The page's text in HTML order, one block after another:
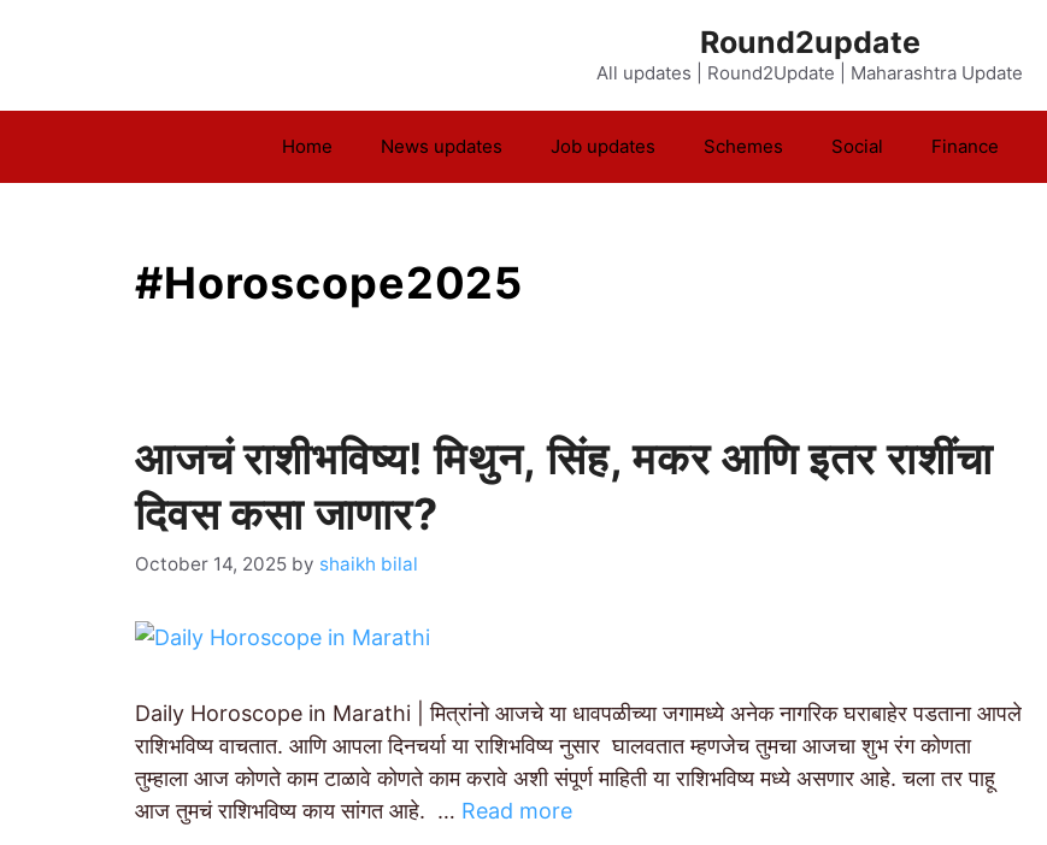
Round2update
All updates | Round2Update | Maharashtra Update
Home News updates Job updates Schemes Social Finance
#Horoscope2025
आजचं राशीभविष्य! मिथुन, सिंह, मकर आणि इतर राशींचा
दिवस कसा जाणार?
October 14, 2025 by shaikh bilal
Daily Horoscope in Marathi | मित्रांनो आजचे या धावपळीच्या जगामध्ये अनेक नागरिक घराबाहेर पडताना आपले
राशिभविष्य वाचतात. आणि आपला दिनचर्या या राशिभविष्य नुसार घालवतात म्हणजेच तुमचा आजचा शुभ रंग कोणता
तुम्हाला आज कोणते काम टाळावे कोणते काम करावे अशी संपूर्ण माहिती या राशिभविष्य मध्ये असणार आहे. चला तर पाहू
आज तुमचं राशिभविष्य काय सांगत आहे. … Read more